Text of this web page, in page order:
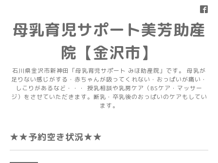
母乳育児サポート美芳助産
院【金沢市】
石川県金沢市新神田「母乳育児サポート みほ助産院」です。 母乳が
足りない感じがする・赤ちゃんが吸ってくれない・おっぱいが痛い・
しこりがあるなど・・・ 授乳相談や乳房ケア（BSケア・マッサー
ジ）をさせていただきます。断乳・卒乳後のおっぱいのケアもしてい
ます。
★★予約空き状況★★